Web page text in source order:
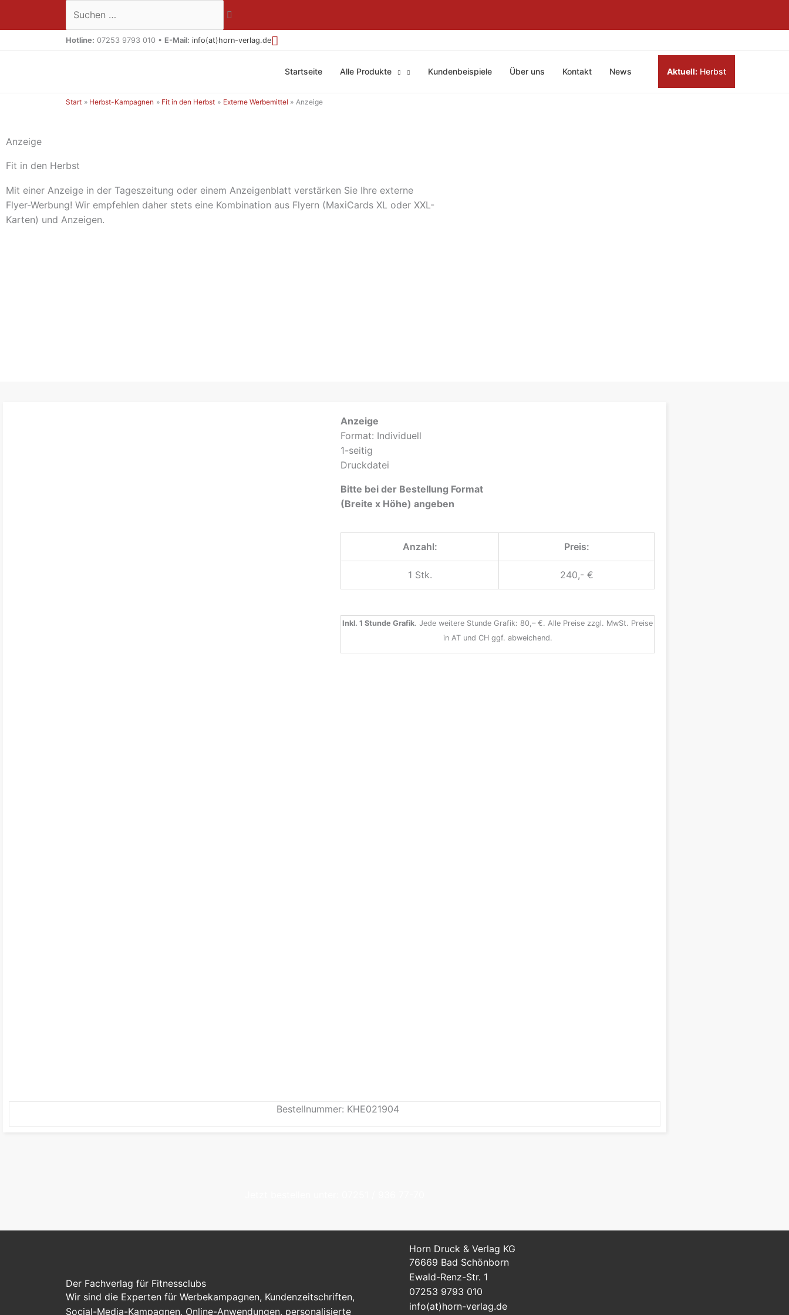
Suchen …
Hotline: 07253 9793 010 • E-Mail: info(at)horn-verlag.de
Startseite Alle Produkte Kundenbeispiele Über uns Kontakt News Aktuell: Herbst
Start Herbst-Kampagnen Fit in den Herbst Externe Werbemittel Anzeige
Anzeige
Fit in den Herbst
Mit einer Anzeige in der Tageszeitung oder einem Anzeigenblatt verstärken Sie Ihre externe
Flyer-Werbung! Wir empfehlen daher stets eine Kombination aus Flyern (MaxiCards XL oder XXL-
Karten) und Anzeigen.
Anzeige
Format: Individuell
1-seitig
Druckdatei
Bitte bei der Bestellung Format
(Breite x Höhe) angeben
Anzahl: Preis:
1 Stk. 240,- €
Inkl. 1 Stunde Grafik. Jede weitere Stunde Grafik: 80,– €. Alle Preise zzgl. MwSt. Preise
in AT und CH ggf. abweichend.
Bestellnummer: KHE021904
Der Fachverlag für Fitnessclubs
Wir sind die Experten für Werbekampagnen, Kundenzeitschriften,
Social-Media-Kampagnen, Online-Anwendungen, personalisierte
Horn Druck & Verlag KG
76669 Bad Schönborn
Ewald-Renz-Str. 1
07253 9793 010
info(at)horn-verlag.de